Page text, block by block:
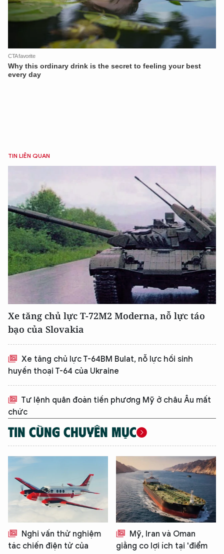
TIN LIÊN QUAN
Xe tăng chủ lực T-72M2 Moderna, nỗ lực táo
bạo của Slovakia
Xe tăng chủ lực T-64BM Bulat, nỗ lực hồi sinh
huyền thoại T-64 của Ukraine
Tư lệnh quân đoàn tiền phương Mỹ ở châu Âu mất
chức
TIN CÙNG CHUYÊN MỤC
Nghi vấn thử nghiệm
tác chiến điện tử của
Mỹ, Iran và Oman
giằng co lợi ích tại 'điểm
TÔI LÀ CHATBOT CỦA